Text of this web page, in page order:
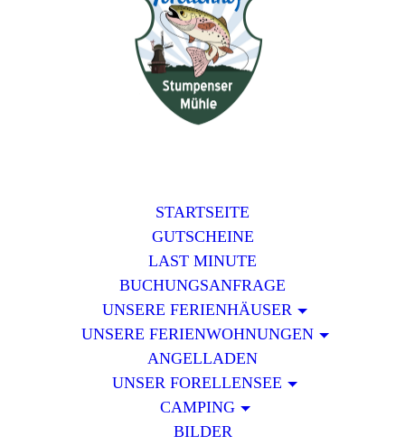
STARTSEITE
GUTSCHEINE
LAST MINUTE
BUCHUNGSANFRAGE
UNSERE FERIENHÄUSER
UNSERE FERIENWOHNUNGEN
ANGELLADEN
UNSER FORELLENSEE
CAMPING
BILDER